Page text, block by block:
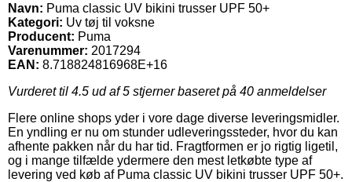
Navn: Puma classic UV bikini trusser UPF 50+
Kategori: Uv tøj til voksne
Producent: Puma
Varenummer: 2017294
EAN: 8.718824816968E+16
Vurderet til 4.5 ud af 5 stjerner baseret på 40 anmeldelser
Flere online shops yder i vore dage diverse leveringsmidler.
En yndling er nu om stunder udleveringssteder, hvor du kan
afhente pakken når du har tid. Fragtformen er jo rigtig ligetil,
og i mange tilfælde ydermere den mest letkøbte type af
levering ved køb af Puma classic UV bikini trusser UPF 50+.